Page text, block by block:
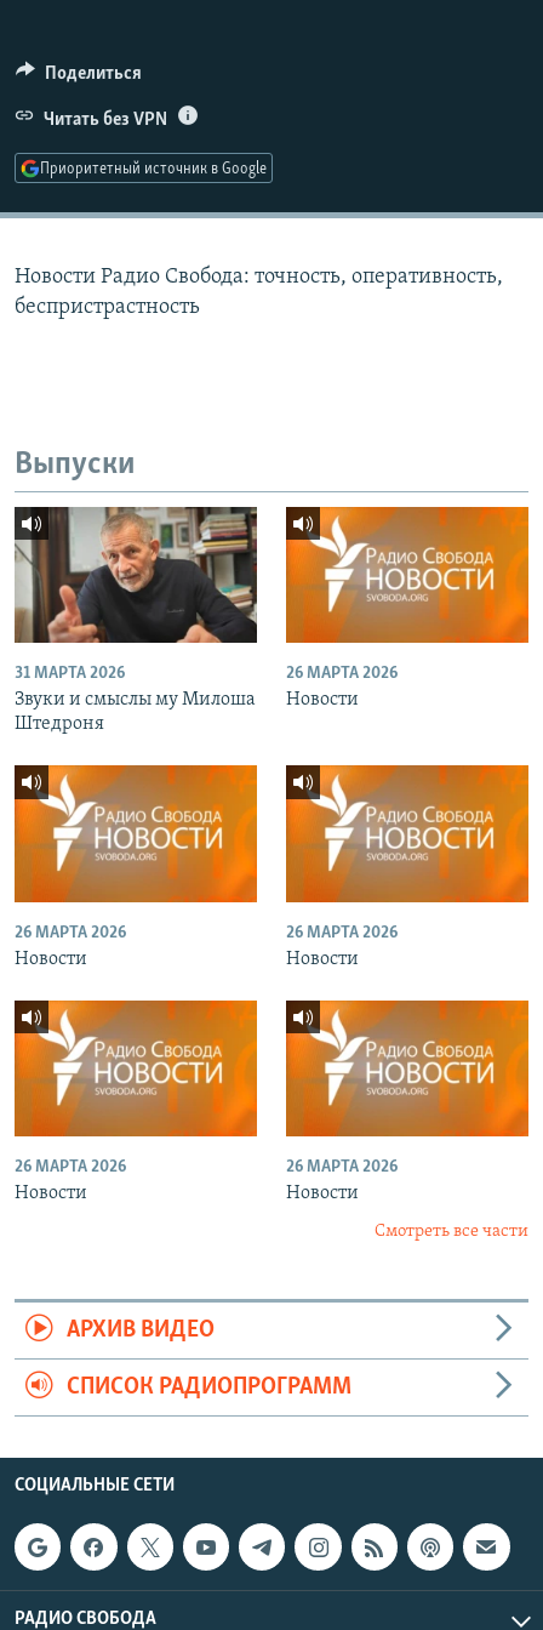
ПОДПИШИТЕСЬ НА РАССЫЛКУ
СОЦИАЛЬНЫЕ СЕТИ
Поделиться
Читать без VPN
Приоритетный источник в Google
Новости Радио Свобода: точность, оперативность,
беспристрастность
Выпуски
31 МАРТА 2026
Звуки и смыслы му Милоша
Штедроня
26 МАРТА 2026
Новости
26 МАРТА 2026
Новости
26 МАРТА 2026
Новости
26 МАРТА 2026
Новости
26 МАРТА 2026
Новости
Смотреть все части
АРХИВ ВИДЕО
СПИСОК РАДИОПРОГРАММ
СОЦИАЛЬНЫЕ СЕТИ
РАДИО СВОБОДА